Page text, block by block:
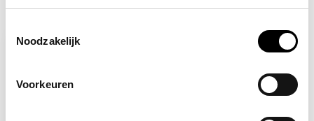
Noodzakelijk
Voorkeuren
Recent bekeken